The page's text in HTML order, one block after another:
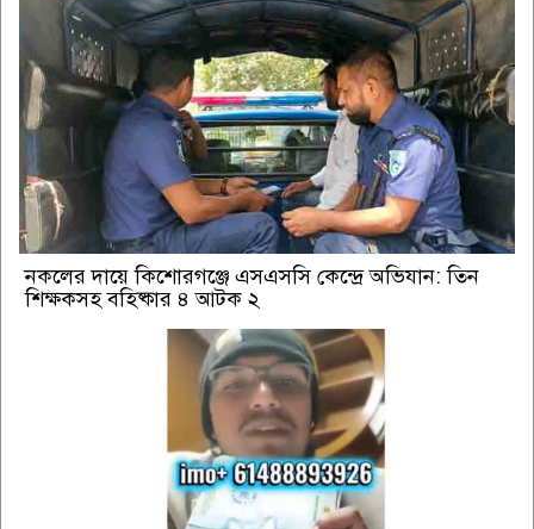
নকলের দায়ে কিশোরগঞ্জে এসএসসি কেন্দ্রে অভিযান: তিন
শিক্ষকসহ বহিষ্কার ৪ আটক ২